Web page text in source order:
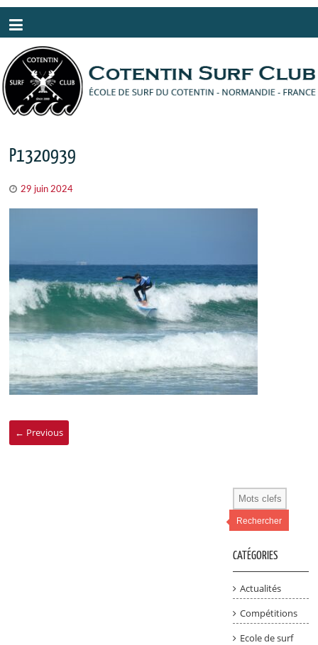
P1320939
29 juin 2024
← Previous
Rechercher
CATÉGORIES
Actualités
Compétitions
Ecole de surf
Panneau de gestion des cookies